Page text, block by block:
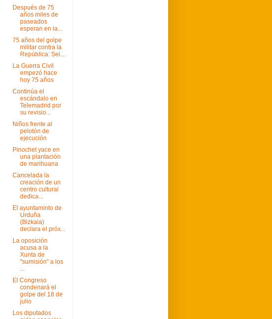
Después de 75
años miles de
paseados
esperan en la...
75 años del golpe
militar contra la
República: Sei...
La Guerra Civil
empezó hace
hoy 75 años
Continúa el
escándalo en
Telemadrid por
su revisio...
Niños frente al
pelotón de
ejecución
Pinochet yace en
una plantación
de marihuana
Cancelada la
creación de un
centro cultural
dedica...
El ayuntaminto de
Urduña
(Bizkaia)
declara el próx...
La oposición
acusa a la
Xunta de
"sumisión" a los
El Congreso
condenará el
golpe del 18 de
julio
Los diputados